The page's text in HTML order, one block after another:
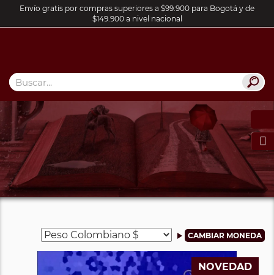
Envío gratis por compras superiores a $99.900 para Bogotá y de
$149.900 a nivel nacional

NOVEDAD